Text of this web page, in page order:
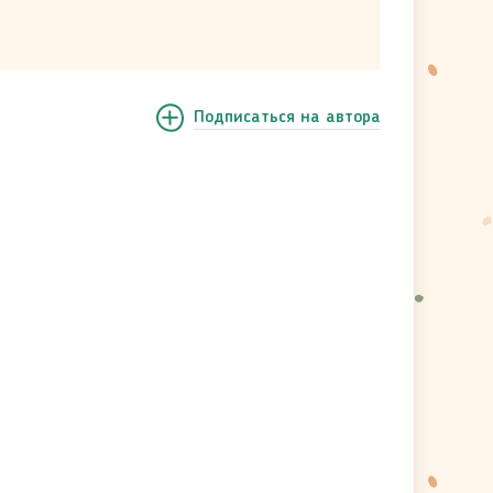
Подписаться на автора